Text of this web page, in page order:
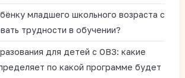
младшего школьного возраста с
трудности в обучении?
для детей с ОВЗ: какие
по какой программе будет